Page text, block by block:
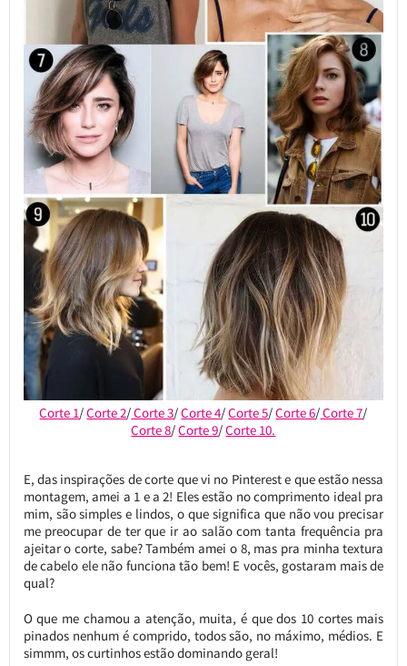
Corte 1/Corte 2/Corte 3/Corte 4/Corte 5/Corte 6/Corte 7/
Corte 8/Corte 9/Corte 10.
E, das inspirações de corte que vi no Pinterest e que estão nessa
montagem, amei a 1 e a 2! Eles estão no comprimento ideal pra
mim, são simples e lindos, o que significa que não vou precisar
me preocupar de ter que ir ao salão com tanta frequência pra
ajeitar o corte, sabe? Também amei o 8, mas pra minha textura
de cabelo ele não funciona tão bem! E vocês, gostaram mais de
qual?
O que me chamou a atenção, muita, é que dos 10 cortes mais
pinados nenhum é comprido, todos são, no máximo, médios. E
simmm, os curtinhos estão dominando geral!